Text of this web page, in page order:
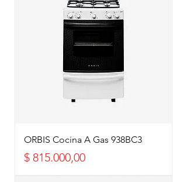
ORBIS Cocina A Gas 938BC3
Precio
$ 815.000,00